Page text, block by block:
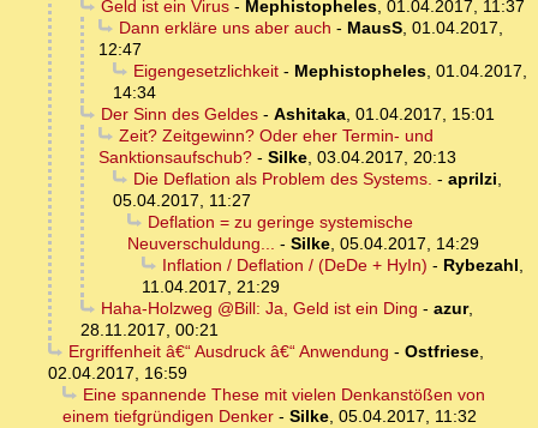
Geld ist ein Virus- Mephistopheles, 01.04.2017, 11:37
Dann erkläre uns aber auch - MausS, 01.04.2017,
12:47
Eigengesetzlichkeit- Mephistopheles, 01.04.2017,
14:34
Der Sinn des Geldes- Ashitaka, 01.04.2017, 15:01
Zeit? Zeitgewinn? Oder eher Termin- und
Sanktionsaufschub? - Silke, 03.04.2017, 20:13
Die Deflation als Problem des Systems. - aprilzi,
05.04.2017, 11:27
Deflation = zu geringe systemische
Neuverschuldung... - Silke, 05.04.2017, 14:29
Inflation / Deflation / (DeDe + HyIn) - Rybezahl,
11.04.2017, 21:29
Haha-Holzweg @Bill: Ja, Geld ist ein Ding - azur,
28.11.2017, 00:21
Ergriffenheit â€“ Ausdruck â€“ Anwendung - Ostfriese,
02.04.2017, 16:59
Eine spannende These mit vielen Denkanstößen von
einem tiefgründigen Denker - Silke, 05.04.2017, 11:32